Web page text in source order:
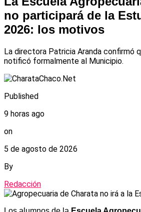
no participará de la
2026: los motivos
La directora Patricia Aranda confirmó
notificó formalmente al Municipio.
Published
9 horas ago
on
5 de agosto de 2026
By
Redacción